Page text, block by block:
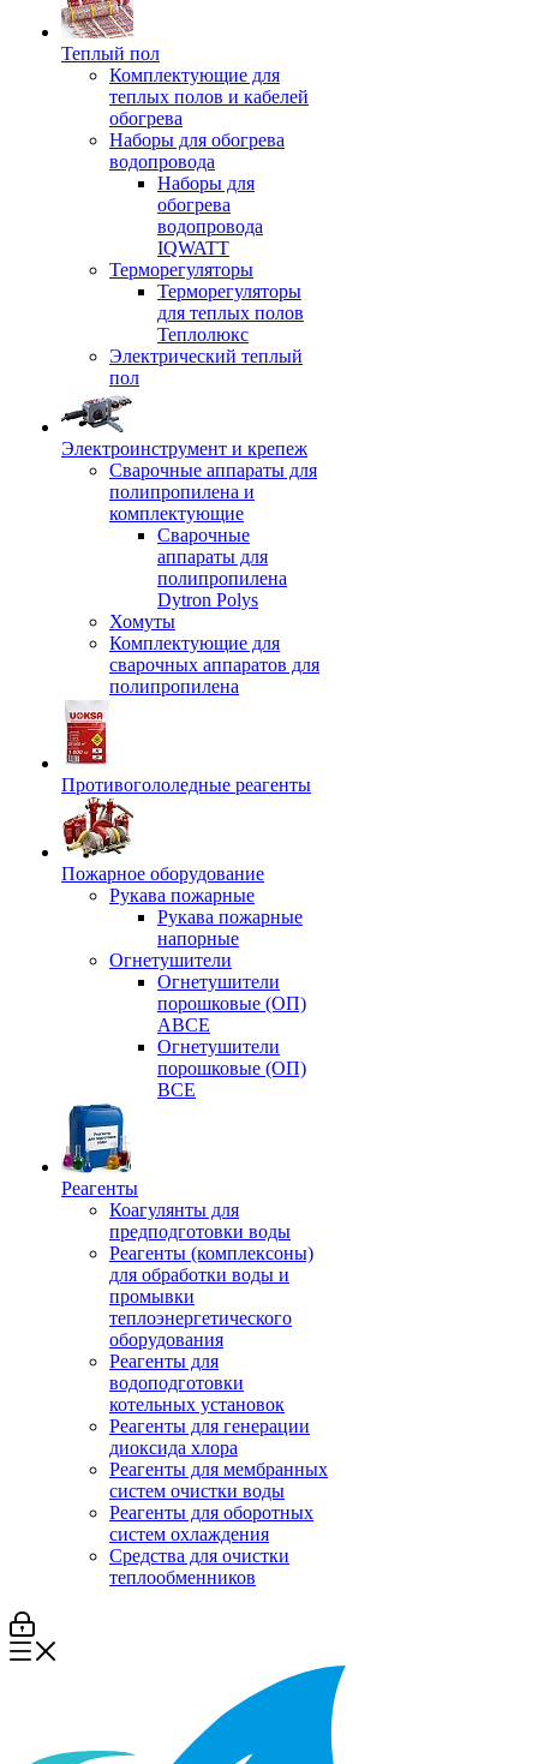
Теплый пол
Комплектующие для
теплых полов и кабелей
обогрева
Наборы для обогрева
водопровода
Наборы для
обогрева
водопровода
IQWATT
Терморегуляторы
Терморегуляторы
для теплых полов
Теплолюкс
Электрический теплый
пол
Электроинструмент и крепеж
Сварочные аппараты для
полипропилена и
комплектующие
Сварочные
аппараты для
полипропилена
Dytron Polys
Хомуты
Комплектующие для
сварочных аппаратов для
полипропилена
Противогололедные реагенты
Пожарное оборудование
Рукава пожарные
Рукава пожарные
напорные
Огнетушители
Огнетушители
порошковые (ОП)
АВСЕ
Огнетушители
порошковые (ОП)
ВСЕ
Реагенты
Коагулянты для
предподготовки воды
Реагенты (комплексоны)
для обработки воды и
промывки
теплоэнергетического
оборудования
Реагенты для
водоподготовки
котельных установок
Реагенты для генерации
диоксида хлора
Реагенты для мембранных
систем очистки воды
Реагенты для оборотных
систем охлаждения
Средства для очистки
теплообменников